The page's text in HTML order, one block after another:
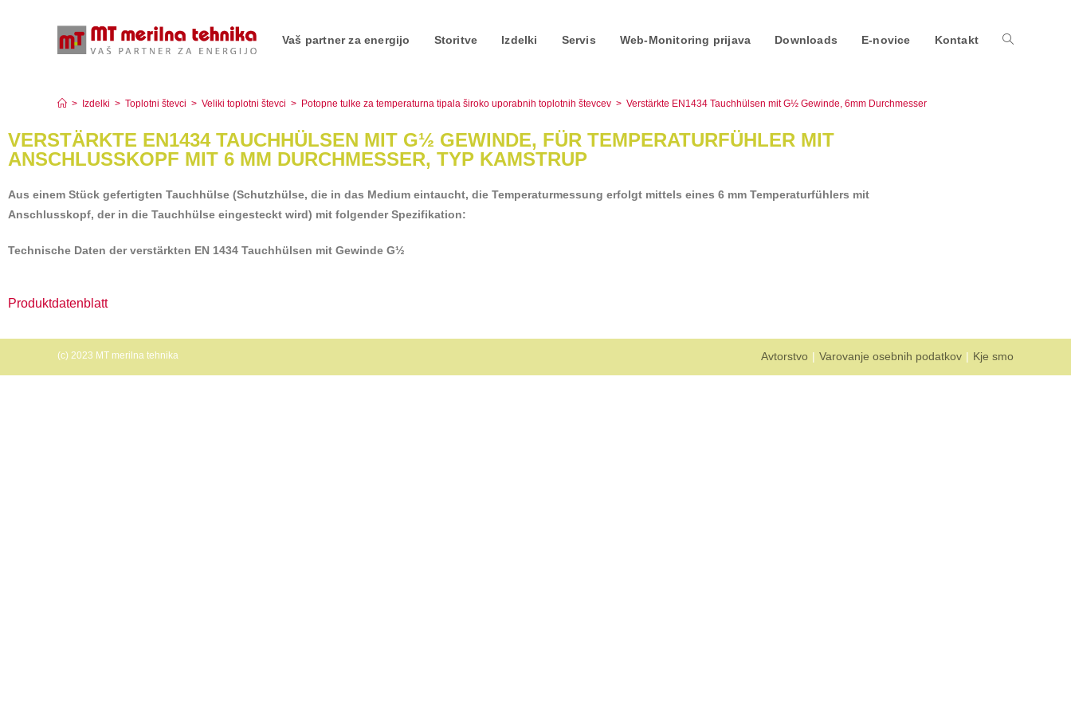
Vaš partner za energijo Storitve Izdelki Servis Web-Monitoring prijava Downloads E-novice Kontakt
> Izdelki > Toplotni števci > Veliki toplotni števci > Potopne tulke za temperaturna tipala široko uporabnih toplotnih števcev > Verstärkte EN1434 Tauchhülsen mit G½ Gewinde, 6mm Durchmesser
VERSTÄRKTE EN1434 TAUCHHÜLSEN MIT G½ GEWINDE, FÜR TEMPERATURFÜHLER MIT
ANSCHLUSSKOPF MIT 6 MM DURCHMESSER, TYP KAMSTRUP
Aus einem Stück gefertigten Tauchhülse (Schutzhülse, die in das Medium eintaucht, die Temperaturmessung erfolgt mittels eines 6 mm Temperaturfühlers mit
Anschlusskopf, der in die Tauchhülse eingesteckt wird) mit folgender Spezifikation:
Technische Daten der verstärkten EN 1434 Tauchhülsen mit Gewinde G½
Produktdatenblatt
Avtorstvo Varovanje osebnih podatkov Kje smo
(c) 2023 MT merilna tehnika